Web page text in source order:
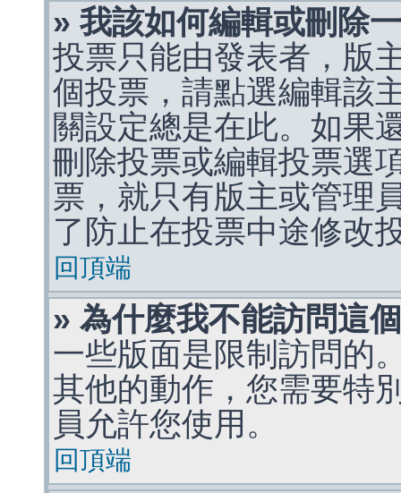
» 我該如何編輯或刪除
投票只能由發表者，版
個投票，請點選編輯該
關設定總是在此。如果
刪除投票或編輯投票選
票，就只有版主或管理
了防止在投票中途修改
回頂端
» 為什麼我不能訪問這
一些版面是限制訪問的
其他的動作，您需要特
員允許您使用。
回頂端